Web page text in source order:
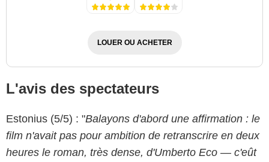
LOUER OU ACHETER
L'avis des spectateurs
Estonius (5/5) : "Balayons d'abord une affirmation : le
film n'avait pas pour ambition de retranscrire en deux
heures le roman, très dense, d'Umberto Eco — c'eût